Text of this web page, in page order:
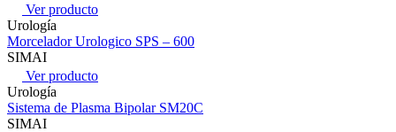
Ver producto
Urología
Morcelador Urologico SPS – 600
SIMAI
Ver producto
Urología
Sistema de Plasma Bipolar SM20C
SIMAI